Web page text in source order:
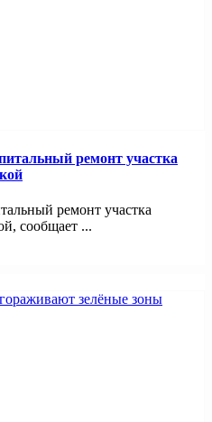
ремонт участка
ремонт участка
сообщает ...